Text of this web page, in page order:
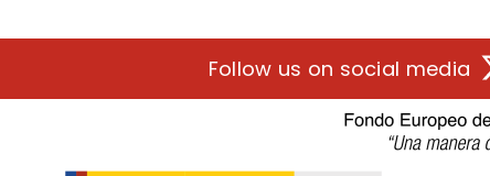
Follow us on social media